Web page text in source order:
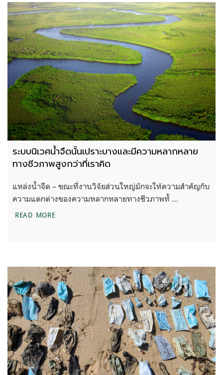
ระบบนิเวศน้ำจืดนั้นเปราะบางและมีความหลากหลาย
ทางชีวภาพสูงกว่าที่เราคิด
แหล่งน้ำจืด – ขณะที่งานวิจัยส่วนใหญ่มักจะให้ความสำคัญกับ
ความแตกต่างของความหลากหลายทางชีวภาพทั้ …
READ MOREระบบนิเวศน้ำจืดนั้นเปราะบางและมีความหลากหลาย